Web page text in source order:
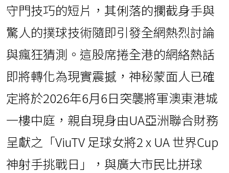
守門技巧的短片，其俐落的攔截身手與
驚人的撲球技術隨即引發全網熱烈討論
與瘋狂猜測。這股席捲全港的網絡熱話
即將轉化為現實震撼，神秘蒙面人已確
定將於2026年6月6日突襲將軍澳東港城
一樓中庭，親自現身由UA亞洲聯合財務
呈獻之「ViuTV 足球女將2 x UA 世界Cup
神射手挑戰日」，與廣大市民比拼球